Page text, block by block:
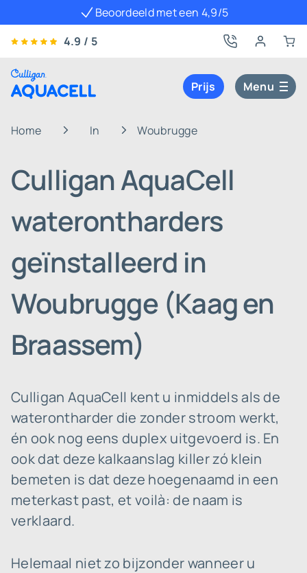
Beoordeeld met een 4,9/5
4.9 / 5
Prijs Menu
Home In Woubrugge
Culligan AquaCell
waterontharders
geïnstalleerd in
Woubrugge (Kaag en
Braassem)
Culligan AquaCell kent u inmiddels als de
waterontharder die zonder stroom werkt,
én ook nog eens duplex uitgevoerd is. En
ook dat deze kalkaanslag killer zó klein
bemeten is dat deze hoegenaamd in een
meterkast past, et voilà: de naam is
verklaard.
Helemaal niet zo bijzonder wanneer u